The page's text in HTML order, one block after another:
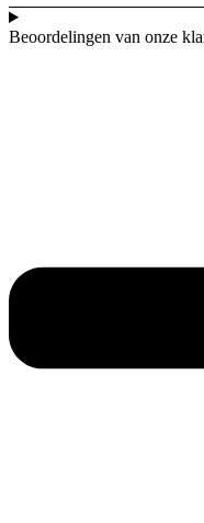
Beoordelingen van onze